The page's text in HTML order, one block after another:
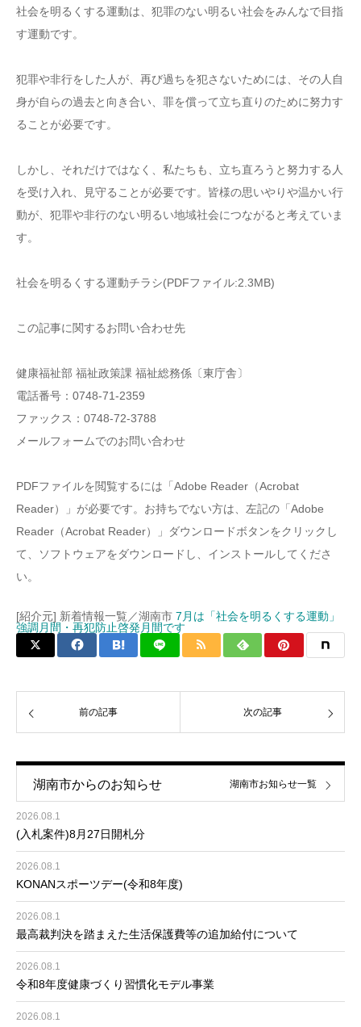
社会を明るくする運動は、犯罪のない明るい社会をみんなで目指
す運動です。
犯罪や非行をした人が、再び過ちを犯さないためには、その人自
身が自らの過去と向き合い、罪を償って立ち直りのために努力す
ることが必要です。
しかし、それだけではなく、私たちも、立ち直ろうと努力する人
を受け入れ、見守ることが必要です。皆様の思いやりや温かい行
動が、犯罪や非行のない明るい地域社会につながると考えていま
す。
社会を明るくする運動チラシ(PDFファイル:2.3MB)
この記事に関するお問い合わせ先
健康福祉部 福祉政策課 福祉総務係〔東庁舎〕
電話番号：0748-71-2359
ファックス：0748-72-3788
メールフォームでのお問い合わせ
PDFファイルを閲覧するには「Adobe Reader（Acrobat
Reader）」が必要です。お持ちでない方は、左記の「Adobe
Reader（Acrobat Reader）」ダウンロードボタンをクリックし
て、ソフトウェアをダウンロードし、インストールしてくださ
い。
[紹介元] 新着情報一覧／湖南市 7月は「社会を明るくする運動」
強調月間・再犯防止啓発月間です
前の記事 次の記事
湖南市からのお知らせ
2026.08.1
(入札案件)8月27日開札分
2026.08.1
KONANスポーツデー(令和8年度)
2026.08.1
最高裁判決を踏まえた生活保護費等の追加給付について
2026.08.1
令和8年度健康づくり習慣化モデル事業
2026.08.1
湖南市お知らせ一覧